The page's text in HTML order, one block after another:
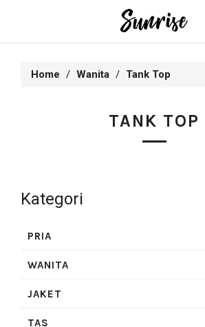
Home Wanita Tank Top
TANK TOP
Kategori
PRIA
WANITA
JAKET
TAS